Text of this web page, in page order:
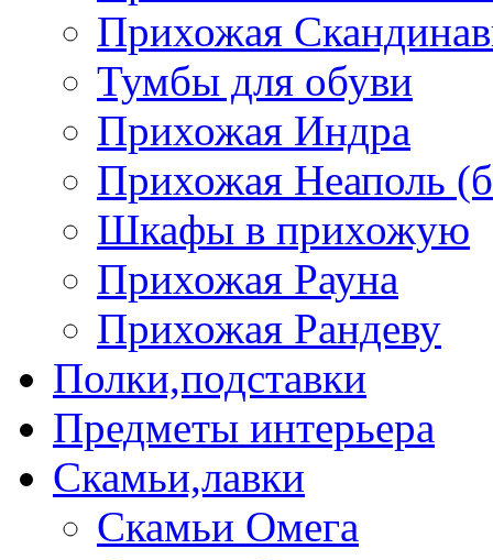
Прихожая
Тумбы для обуви
Прихожая Индра
Прихожая Неаполь
Шкафы в прихожую
Прихожая Рауна
Прихожая Рандеву
Полки,подставки
Предметы интерьера
Скамьи,лавки
Скамьи Омега